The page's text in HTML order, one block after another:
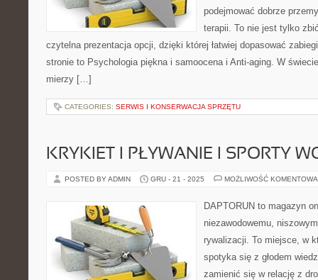
podejmować dobrze
terapii. To nie jest tylko
czytelna prezentacja opcji, dzięki której łatwiej dopasować
stronie to Psychologia piękna i samoocena i Anti-aging. W
mierzy […]
CATEGORIES: SERWIS I KONSERWACJA SPRZĘTU
KRYKIET I PŁYWANIE I SPORTY
POSTED BY ADMIN GRU - 21 - 2025 MOŻLIWOŚĆ
DAPTORUN to magazyn
niezawodowemu,
rywalizacji. To miejsce, w
spotyka się z głodem
zamienić się w relację z